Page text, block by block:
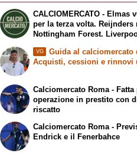
CALCIOMERCATO - Elmas
per la terza volta. Reijnders
Nottingham Forest.
VG Guida al calciomercato
Acquisti, cessioni e rinnovi
Calciomercato Roma -
operazione in prestito con
riscatto
Calciomercato Roma -
Endrick e il Fenerbahce